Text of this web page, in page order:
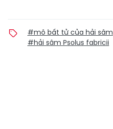
#mô bất tử của hải sâm
#hải sâm Psolus fabricii